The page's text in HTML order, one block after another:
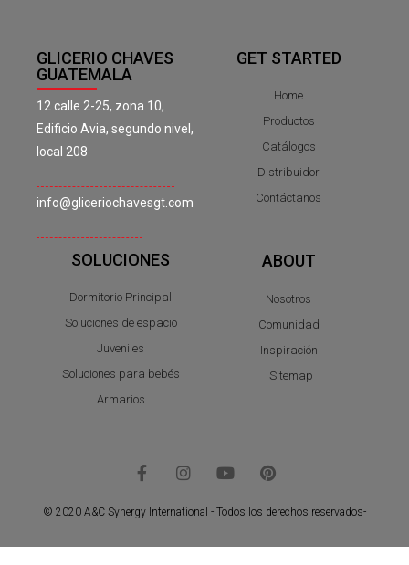
GLICERIO CHAVES
GUATEMALA
12 calle 2-25, zona 10,
Edificio Avia, segundo nivel,
local 208
info@gliceriochavesgt.com
GET STARTED
Home
Productos
Catálogos
Distribuidor
Contáctanos
SOLUCIONES
Dormitorio Principal
Soluciones de espacio
Juveniles
Soluciones para bebés
Armarios
ABOUT
Nosotros
Comunidad
Inspiración
Sitemap
© 2020 A&C Synergy International - Todos los derechos reservados-